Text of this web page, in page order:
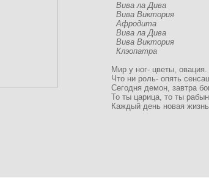
Вива ла Дива
Вива Виктория
Афродита
Вива ла Дива
Вива Виктория
Клэопатра
Мир у ног- цветы, овация.
Что ни роль- опять
Сегодня демон, завтра
То ты царица, то ты
Каждый день новая жизнь